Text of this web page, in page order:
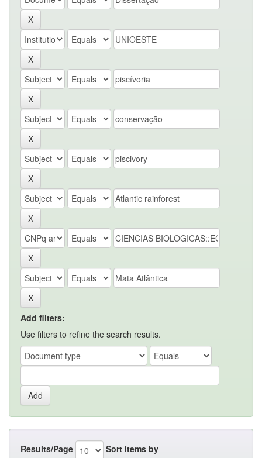
Add filters:
Use filters to refine the search results.
Results/Page Sort items by